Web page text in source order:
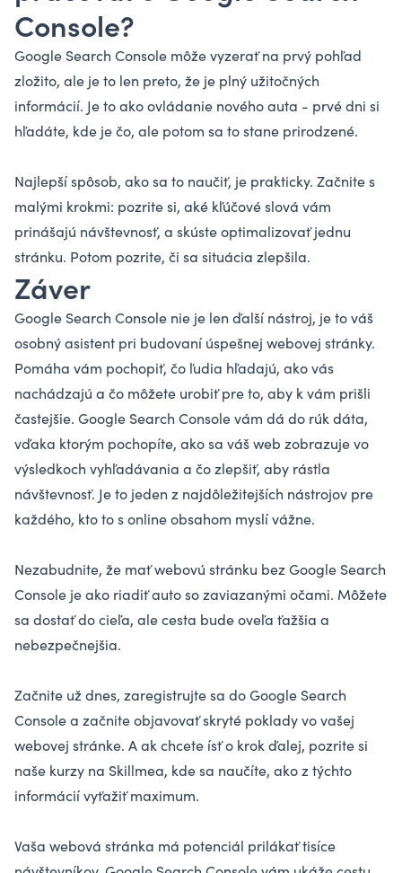
Console?
Google Search Console môže vyzerať na prvý pohľad
zložito, ale je to len preto, že je plný užitočných
informácií. Je to ako ovládanie nového auta - prvé dni si
hľadáte, kde je čo, ale potom sa to stane prirodzené.
Najlepší spôsob, ako sa to naučiť, je prakticky. Začnite s
malými krokmi: pozrite si, aké kľúčové slová vám
prinášajú návštevnosť, a skúste optimalizovať jednu
stránku. Potom pozrite, či sa situácia zlepšila.
Záver
Google Search Console nie je len ďalší nástroj, je to váš
osobný asistent pri budovaní úspešnej webovej stránky.
Pomáha vám pochopiť, čo ľudia hľadajú, ako vás
nachádzajú a čo môžete urobiť pre to, aby k vám prišli
častejšie. Google Search Console vám dá do rúk dáta,
vďaka ktorým pochopíte, ako sa váš web zobrazuje vo
výsledkoch vyhľadávania a čo zlepšiť, aby rástla
návštevnosť. Je to jeden z najdôležitejších nástrojov pre
každého, kto to s online obsahom myslí vážne.
Nezabudnite, že mať webovú stránku bez Google Search
Console je ako riadiť auto so zaviazanými očami. Môžete
sa dostať do cieľa, ale cesta bude oveľa ťažšia a
nebezpečnejšia.
Začnite už dnes, zaregistrujte sa do Google Search
Console a začnite objavovať skryté poklady vo vašej
webovej stránke. A ak chcete ísť o krok ďalej, pozrite si
naše kurzy na Skillmea, kde sa naučíte, ako z týchto
informácií vyťažiť maximum.
Vaša webová stránka má potenciál prilákať tisíce